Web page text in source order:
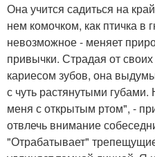
Она учится садиться на
нем комочком, как птичка в
невозможное - меняет
привычки. Страдая от
кариесом зубов, она
с чуть растянутыми
меня с открытым ртом", -
отвлечь внимание
"Отрабатывает"